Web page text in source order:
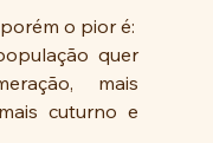
o pior é:
quer
mais
cuturno e